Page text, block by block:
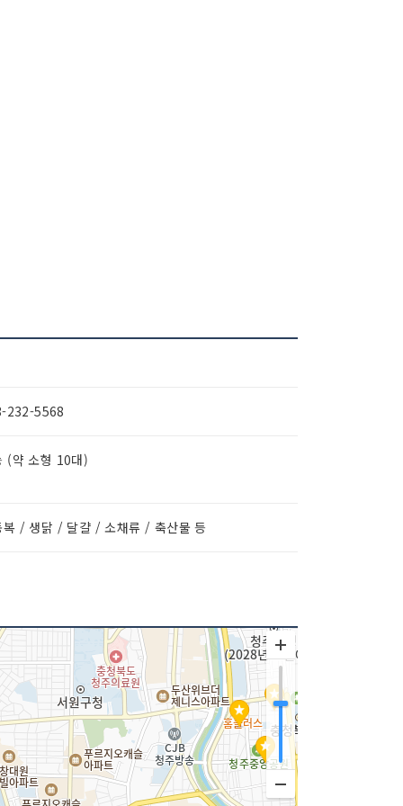
232-5568
(약 소형 10대)
복 / 생닭 / 달걀 / 소채류 / 축산물 등